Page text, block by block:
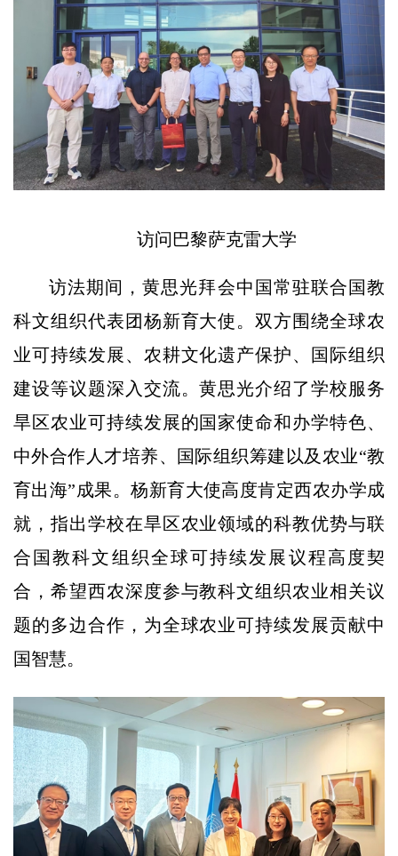
访问巴黎萨克雷大学
访法期间，黄思光拜会中国常驻联合国教
科文组织代表团杨新育大使。双方围绕全球农
业可持续发展、农耕文化遗产保护、国际组织
建设等议题深入交流。黄思光介绍了学校服务
旱区农业可持续发展的国家使命和办学特色、
中外合作人才培养、国际组织筹建以及农业“教
育出海”成果。杨新育大使高度肯定西农办学成
就，指出学校在旱区农业领域的科教优势与联
合国教科文组织全球可持续发展议程高度契
合，希望西农深度参与教科文组织农业相关议
题的多边合作，为全球农业可持续发展贡献中
国智慧。